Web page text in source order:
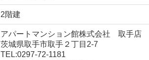
2階建
アパートマンション館株式会社 取手店
茨城県取手市取手２丁目2-7
TEL:0297-72-1181